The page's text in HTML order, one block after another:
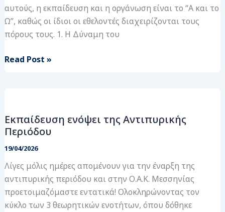
αυτούς, η εκπαίδευση και η οργάνωση είναι το “Α και το
Ω”, καθώς οι ίδιοι οι εθελοντές διαχειρίζονται τους
πόρους τους. 1. Η Δύναμη του
Read Post »
Εκπαίδευση ενόψει της Αντιπυρικής
Περιόδου
19/04/2026
Λίγες μόλις ημέρες απομένουν για την έναρξη της
αντιπυρικής περιόδου και στην Ο.Α.Κ. Μεσσηνίας
προετοιμαζόμαστε εντατικά! Ολοκληρώνοντας τον
κύκλο των 3 θεωρητικών ενοτήτων, όπου δόθηκε
της
Αντιπυρικής
Περιόδου